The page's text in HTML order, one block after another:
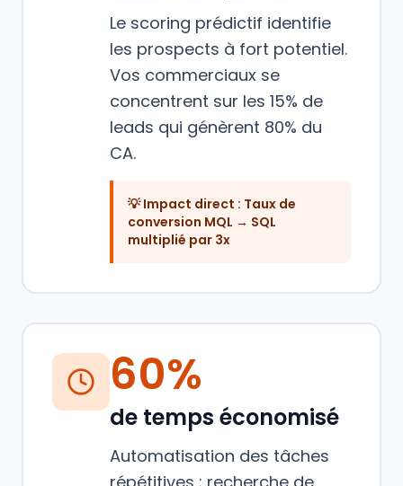
Le scoring prédictif identifie
les prospects à fort potentiel.
Vos commerciaux se
concentrent sur les 15% de
leads qui génèrent 80% du
CA.
💡 Impact direct : Taux de
conversion MQL → SQL
multiplié par 3x
60%
de temps économisé
Automatisation des tâches